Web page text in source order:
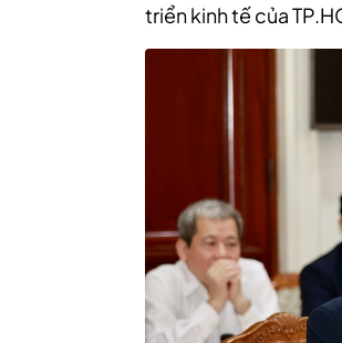
triển kinh tế của